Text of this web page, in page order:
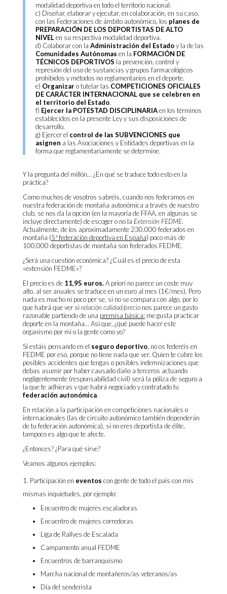
modalidad deportiva en todo el territorio nacional.
c) Diseñar, elaborar y ejecutar, en colaboración, en su caso,
con las Federaciones de ámbito autonómico, los planes de
PREPARACIÓN DE LOS DEPORTISTAS DE ALTO
NIVELen su respectiva modalidad deportiva.
d) Colaborar con la Administración del Estadoy la de las
Comunidades Autónomas en la FORMACIÓN DE
TÉCNICOS DEPORTIVOS la prevención, control y
represión del uso de sustancias y grupos farmacológicos
prohibidos y métodos no reglamentarios en el deporte.
e) Organizaro tutelar las COMPETICIONES OFICIALES
DE CARÁCTER INTERNACIONAL que se celebren en
el territorio del Estado.
f) Ejercer la POTESTAD DISCIPLINARIAen los términos
establecidos en la presente Ley y sus disposiciones de
desarrollo.
g) Ejercer el control de las SUBVENCIONES que
asignen a las Asociaciones y Entidades deportivas en la
forma que reglamentariamente se determine.
Y la pregunta del millón… ¿En qué se traduce todo esto en la
práctica?
Como muchos de vosotros sabréis, cuando nos federamos en
nuestra federación de montaña autonómica a través de nuestro
club, se nos da la opción (en la mayoría de FFAA, en algunas se
incluye directamente) de escoger o no la Extensión FEDME.
Actualmente, de los aproximadamente 230.000 federados en
montaña (5ª federación deportiva en España) poco más de
100.000 deportistas de montaña son federados FEDME.
¿Será una cuestión económica? ¿Cuál es el precio de esta
«extensión FEDME»?
El precio es de 11,95 euros.A priori no parece un coste muy
alto, al ser anuales se traduce en un euro al mes (1€/mes). Pero
nada es mucho ni poco per se, si no se compara con algo, por lo
que habrá que ver si relación calidad/precionos parece un gasto
razonable partiendo de una premisa básica: me gusta practicar
deporte en la montaña… Así que, ¿qué puede hacer este
organismo por mí o la gente como yo?
Si estáis pensando en el seguro deportivo, no os federéis en
FEDME por eso, porque no tiene nada que ver. Quien te cubre los
posibles accidentes que tengas o posibles indemnizaciones que
debas asumir por haber causado daño a terceros actuando
negligentemente (responsabilidad civil) será la póliza de seguro a
la que te adhieras y que habrá negociado y contratado tu
federación autonómica.
En relación a la participación en competiciones nacionales o
internacionales (las de circuito autonómico también dependerán
de tu federación autonómica), si no eres deportista de élite,
tampoco es algo que te afecte.
¿Entonces? ¿Para qué sirve?
Veamos algunos ejemplos:
Participación en eventos con gente de todo el país con mis
mismas inquietudes, por ejemplo:
Encuentro de mujeres escaladoras
Encuentro de mujeres corredoras
Liga de Rallyes de Escalada
Campamento anual FEDME
Encuentros de barranquismo
Marcha nacional de montañeros/as veteranos/as
Día del senderista